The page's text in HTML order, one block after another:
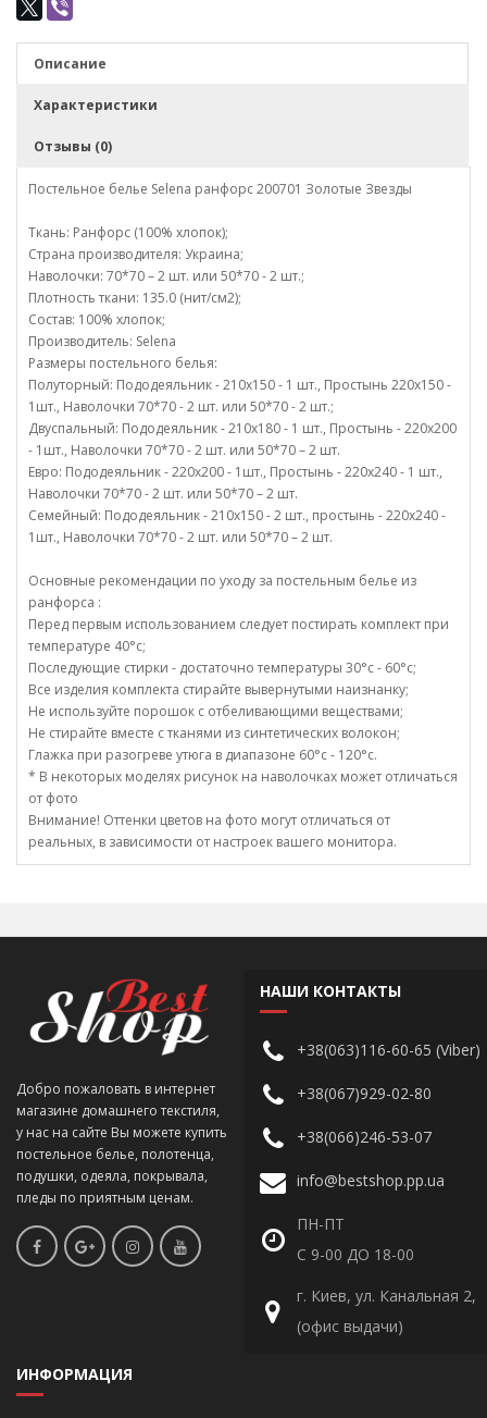
Описание
Характеристики
Отзывы (0)
Постельное белье Selena ранфорс 200701 Золотые Звезды
Ткань: Ранфорс (100% хлопок);
Страна производителя: Украина;
Наволочки: 70*70 – 2 шт. или 50*70 - 2 шт.;
Плотность ткани: 135.0 (нит/см2);
Состав: 100% хлопок;
Производитель: Selena
Размеры постельного белья:
Полуторный: Пододеяльник - 210х150 - 1 шт., Простынь 220х150 -
1шт., Наволочки 70*70 - 2 шт. или 50*70 - 2 шт.;
Двуспальный: Пододеяльник - 210х180 - 1 шт., Простынь - 220х200
- 1шт., Наволочки 70*70 - 2 шт. или 50*70 – 2 шт.
Евро: Пододеяльник - 220х200 - 1шт., Простынь - 220х240 - 1 шт.,
Наволочки 70*70 - 2 шт. или 50*70 – 2 шт.
Семейный: Пододеяльник - 210х150 - 2 шт., простынь - 220х240 -
1шт., Наволочки 70*70 - 2 шт. или 50*70 – 2 шт.
Основные рекомендации по уходу за постельным белье из
ранфорса :
Перед первым использованием следует постирать комплект при
температуре 40°c;
Последующие стирки - достаточно температуры 30°c - 60°c;
Все изделия комплекта стирайте вывернутыми наизнанку;
Не используйте порошок с отбеливающими веществами;
Не стирайте вместе с тканями из синтетических волокон;
Глажка при разогреве утюга в диапазоне 60°c - 120°c.
* В некоторых моделях рисунок на наволочках может отличаться
от фото
Внимание! Оттенки цветов на фото могут отличаться от
реальных, в зависимости от настроек вашего монитора.
Добро пожаловать в интернет
магазине домашнего текстиля,
у нас на сайте Вы можете купить
постельное белье, полотенца,
подушки, одеяла, покрывала,
пледы по приятным ценам.
НАШИ КОНТАКТЫ
+38(063)116-60-65 (Viber)
+38(067)929-02-80
+38(066)246-53-07
info@bestshop.pp.ua
ПН-ПТ
С 9-00 ДО 18-00
г. Киев, ул. Канальная 2,
(офис выдачи)
ИНФОРМАЦИЯ